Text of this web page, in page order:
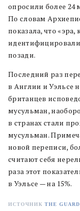
опросили более 24
По словам
показала, что
идентифицировали
позади.
Последний раз
в Англии и Уэльсе
британцев
мусульман,
в странах стали
мусульман.
новой переписи,
считают себя
раза этот
в Уэльсе — на 15%.
ИСТОЧНИК THE